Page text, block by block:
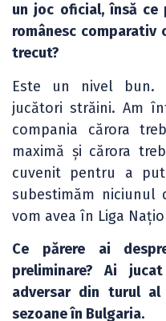
un joc oficial, însă ce
românesc comparativ
trecut?
Este un nivel bun.
jucători străini. Am
compania cărora
maximă și cărora
cuvenit pentru a
subestimăm niciunul
vom avea în Liga
Ce părere ai
preliminare? Ai
adversar din turul
sezoane în Bulgaria.